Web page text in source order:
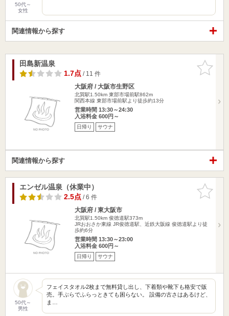
50代～
女性
関連情報から探す
お気に入
りに追加
田島新温泉
1.7点/ 11 件
大阪府 / 大阪市生野区
北巽駅1.50km 東部市場前駅862m
関西本線 東部市場前駅より徒歩約13分
営業時間 13:30～24:30
入浴料金 600円～
日帰り サウナ
関連情報から探す
お気に入
りに追加
エンゼル温泉（休業中）
2.5点/ 6 件
大阪府 / 東大阪市
北巽駅1.50km 俊徳道駅373m
JRおおさか東線 JR俊徳道駅、近鉄大阪線 俊徳道駅より徒
歩約6分
営業時間 13:30～23:00
入浴料金 600円～
日帰り サウナ
50代～
男性
フェイスタオル2枚まで無料貸し出し、下着類や靴下も格安で販
売。手ぶらでふらっときても困らない。 設備の古さはあるけど、
ま…